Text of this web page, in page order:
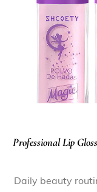
Professional Lip
Daily beauty